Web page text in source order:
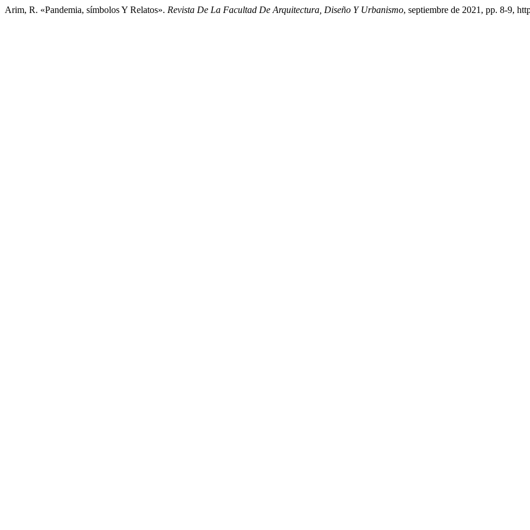
Arim, R. «Pandemia, símbolos Y Relatos». Revista De La Facultad De Arquitectura, Diseño Y Urbanismo, septiembre de 2021, pp. 8-9,